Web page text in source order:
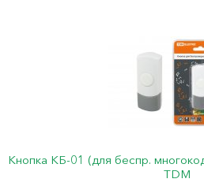
Кнопка КБ-01 (для беспр.
TDM